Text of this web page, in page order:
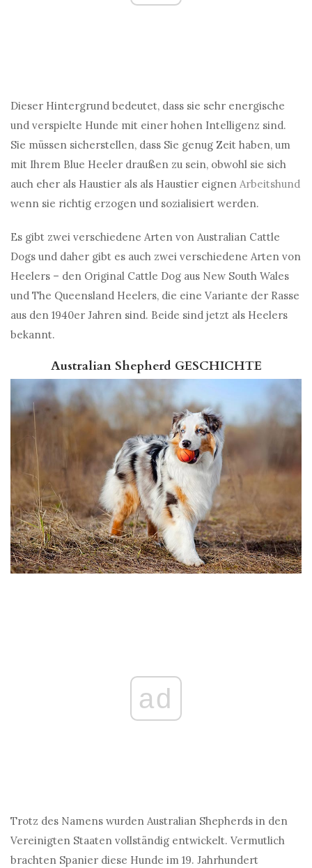
Dieser Hintergrund bedeutet, dass sie sehr energische
und verspielte Hunde mit einer hohen Intelligenz sind.
Sie müssen sicherstellen, dass Sie genug Zeit haben, um
mit Ihrem Blue Heeler draußen zu sein, obwohl sie sich
auch eher als Haustier als als Haustier eignen Arbeitshund
wenn sie richtig erzogen und sozialisiert werden.
Es gibt zwei verschiedene Arten von Australian Cattle
Dogs und daher gibt es auch zwei verschiedene Arten von
Heelers – den Original Cattle Dog aus New South Wales
und The Queensland Heelers, die eine Variante der Rasse
aus den 1940er Jahren sind. Beide sind jetzt als Heelers
bekannt.
Australian Shepherd GESCHICHTE
ad
Trotz des Namens wurden Australian Shepherds in den
Vereinigten Staaten vollständig entwickelt. Vermutlich
brachten Spanier diese Hunde im 19. Jahrhundert